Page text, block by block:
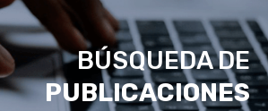
BÚSQUEDA DE
PUBLICACIONES